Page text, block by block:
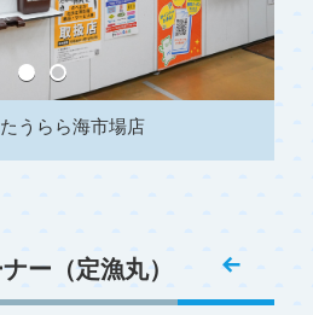
うらら海市場店
ー（定漁丸）